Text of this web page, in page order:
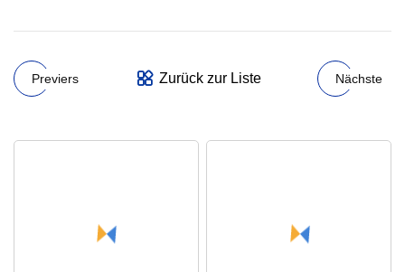
Previers Zurück zur Liste Nächste